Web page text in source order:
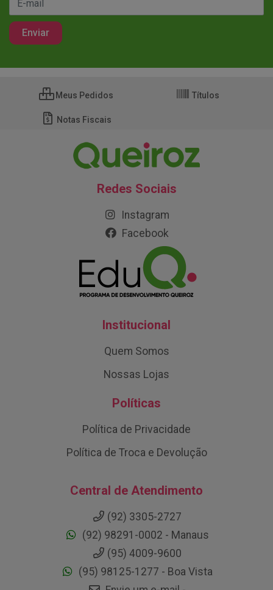
Meus Pedidos Títulos
Notas Fiscais
Redes Sociais
Instagram
Facebook
Institucional
Quem Somos
Nossas Lojas
Políticas
Política de Privacidade
Política de Troca e Devolução
Central de Atendimento
(92) 3305-2727
(92) 98291-0002 - Manaus
(95) 4009-9600
(95) 98125-1277 - Boa Vista